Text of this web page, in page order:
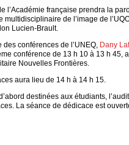
l’Académie française prendra la
multidisciplinaire de l’image de
Lucien-Brault.
conférences de l’UNEQ, Dany
conférence de 13 h 10 à 13 h 45,
Nouvelles Frontières.
aura lieu de 14 h à 14 h 15.
destinées aux étudiants,
La séance de dédicace est